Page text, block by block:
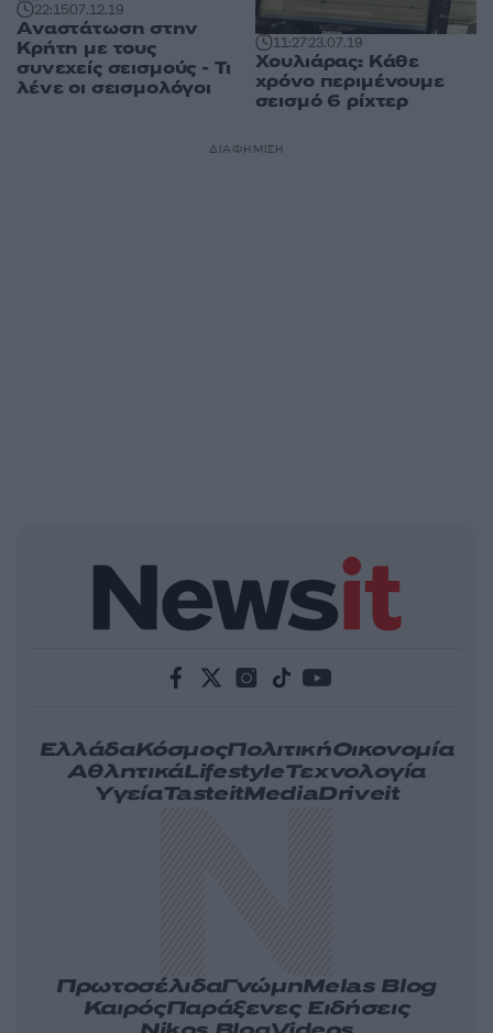
22:1507.12.19
Αναστάτωση στην
Κρήτη με τους
συνεχείς σεισμούς - Τι
λένε οι σεισμολόγοι
11:2723.07.19
Χουλιάρας: Κάθε
χρόνο περιμένουμε
σεισμό 6 ρίχτερ
ΔΙΑΦΗΜΙΣΗ
ΕλλάδαΚόσμοςΠολιτικήΟικονομία
ΑθλητικάLifestyleΤεχνολογία
ΥγείαTasteitMediaDriveit
ΠρωτοσέλιδαΓνώμηMelas Blog
ΚαιρόςΠαράξενες Ειδήσεις